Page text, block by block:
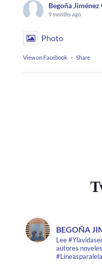
Begoña Jiménez
9 months ago
Photo
View on Facebook · Share
BEGOÑA
Lee
autores